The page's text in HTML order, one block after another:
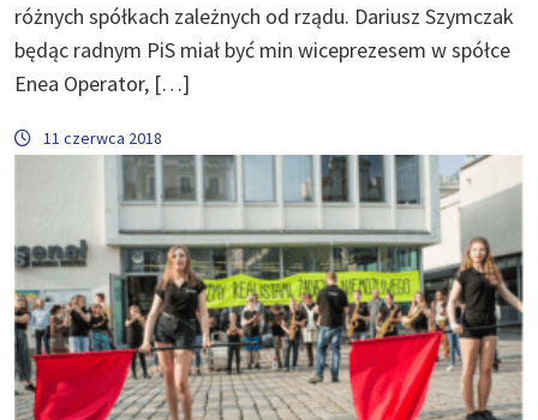
różnych spółkach zależnych od rządu. Dariusz Szymczak
będąc radnym PiS miał być min wiceprezesem w spółce
Enea Operator, […]
11 czerwca 2018